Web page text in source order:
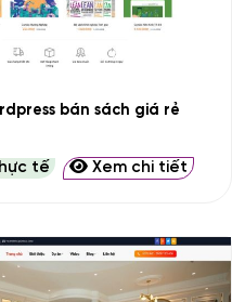
bán sách giá rẻ
tế Xem chi tiết